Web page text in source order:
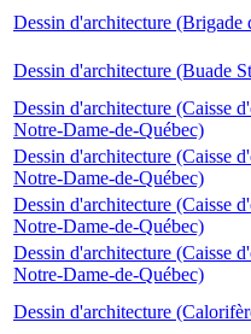
Dessin d'architecture (Brigade
Dessin d'architecture (Buade
Dessin d'architecture (Caisse
Notre-Dame-de-Québec)
Dessin d'architecture (Caisse
Notre-Dame-de-Québec)
Dessin d'architecture (Caisse
Notre-Dame-de-Québec)
Dessin d'architecture (Caisse
Notre-Dame-de-Québec)
Dessin d'architecture